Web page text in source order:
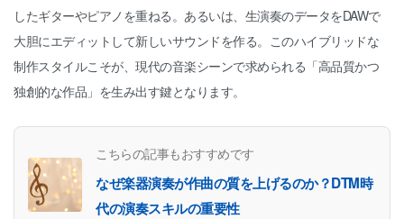
したギターやピアノを重ねる。あるいは、生演奏のデータをDAWで
大胆にエディットして新しいサウンドを作る。このハイブリッドな
制作スタイルこそが、現代の音楽シーンで求められる「高品質かつ
独創的な作品」を生み出す鍵となります。
こちらの記事もおすすめです
なぜ楽器演奏が作曲の質を上げるのか？DTM時
代の演奏スキルの重要性